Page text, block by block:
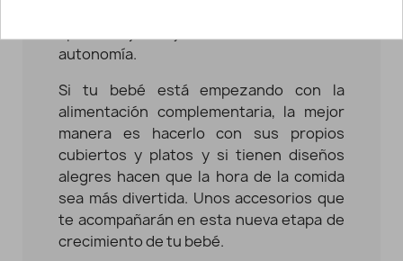
autonomía.
Si tu bebé está empezando con la
alimentación complementaria, la mejor
manera es hacerlo con sus propios
cubiertos y platos y si tienen diseños
alegres hacen que la hora de la comida
sea más divertida. Unos accesorios que
te acompañarán en esta nueva etapa de
crecimiento de tu bebé.